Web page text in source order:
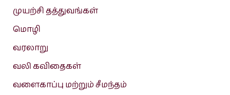
முயற்சி தத்துவங்கள்
மொழி
வரலாறு
வலி கவிதைகள்
வளைகாப்பு மற்றும் சீமந்தம்